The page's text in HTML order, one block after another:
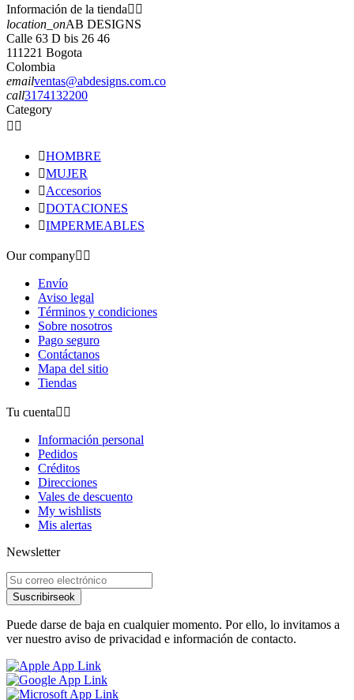
Información de la tienda 
location_onAB DESIGNS
Calle 63 D bis 26 46
111221 Bogota
Colombia
emailventas@abdesigns.com.co
call3174132200
Category
 
HOMBRE
MUJER
Accesorios
DOTACIONES
IMPERMEABLES
Our company 
Envío
Aviso legal
Términos y condiciones
Sobre nosotros
Pago seguro
Contáctanos
Mapa del sitio
Tiendas
Tu cuenta 
Información personal
Pedidos
Créditos
Direcciones
Vales de descuento
My wishlists
Mis alertas
Newsletter
Suscribirseok
Puede darse de baja en cualquier momento. Por ello, lo invitamos a
ver nuestro aviso de privacidad e información de contacto.